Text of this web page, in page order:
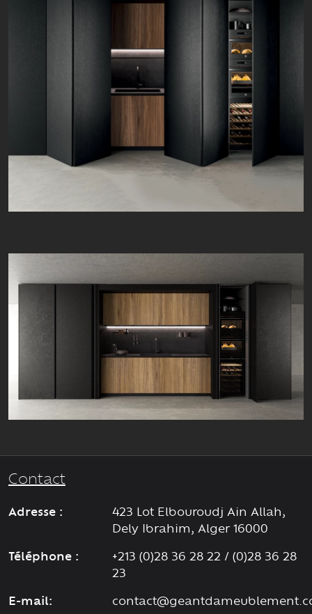
Contact
Adresse :
423 Lot Elbouroudj Ain Allah,
Dely Ibrahim, Alger 16000
Téléphone :
+213 (0)28 36 28 22 / (0)28 36 28
23
E-mail: